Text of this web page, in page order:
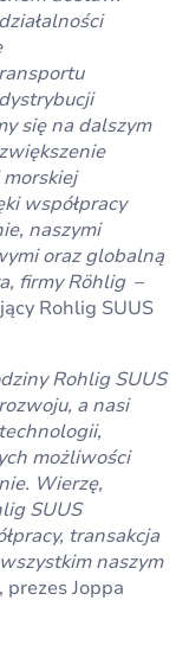
się na dalszym
współpracy
naszymi
oraz globalną
firmy Röhlig –
Rohlig SUUS
Rohlig SUUS
a nasi
możliwości
Wierzę,
SUUS
transakcja
naszym
Joppa